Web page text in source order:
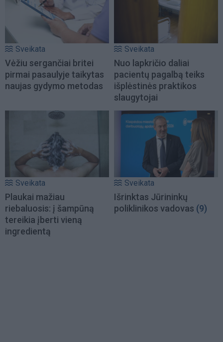
Sveikata
Vėžiu sergančiai britei
pirmai pasaulyje taikytas
naujas gydymo metodas
Sveikata
Nuo lapkričio daliai
pacientų pagalbą teiks
išplėstinės praktikos
slaugytojai
Sveikata
Plaukai mažiau
riebaluosis: į šampūną
tereikia įberti vieną
ingredientą
Sveikata
Išrinktas Jūrininkų
poliklinikos vadovas (9)